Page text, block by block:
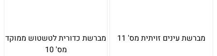
מברשת עינים זויתית מס' 11
מברשת כדורית לטשטוש ממוקד
מס' 10